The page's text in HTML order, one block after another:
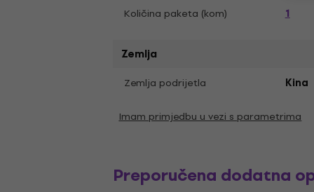
Količina paketa (kom) 1
Zemlja
Zemlja podrijetla Kina
Imam primjedbu u vezi s parametrima
Preporučena dodatna